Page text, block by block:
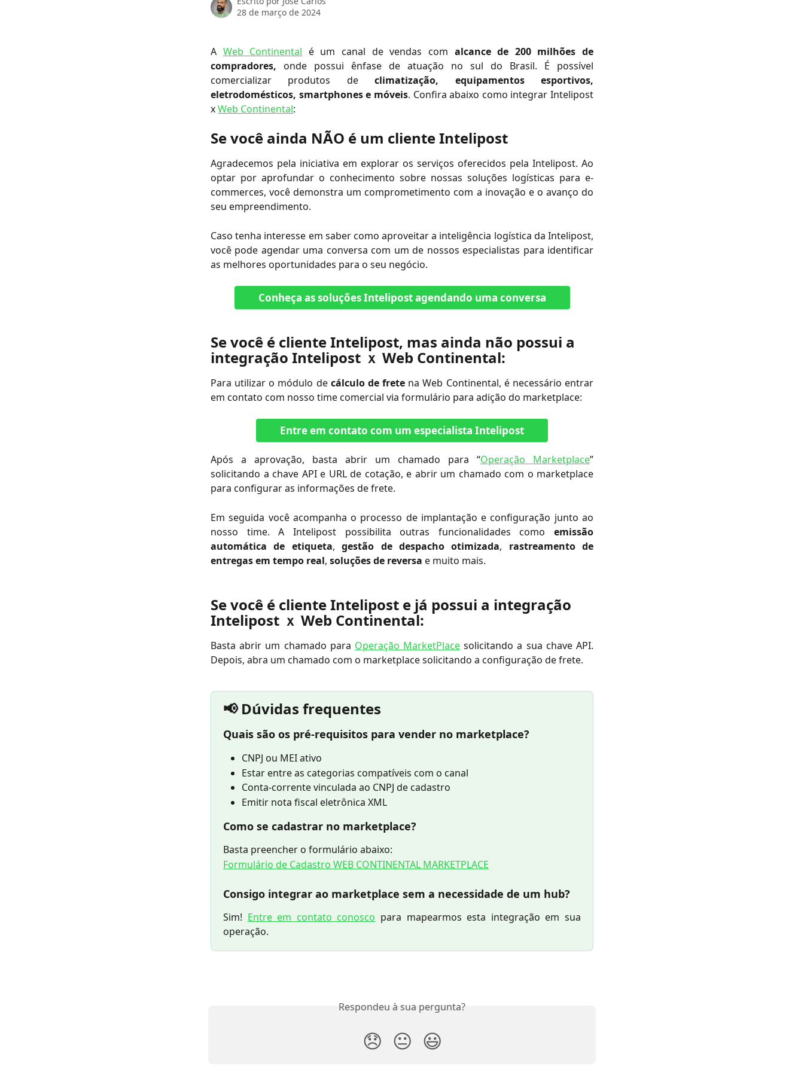
28 de março de 2024
A Web Continental é um canal de vendas com alcance de 200 milhões de
compradores, onde possui ênfase de atuação no sul do Brasil. É possível
comercializar produtos declimatização, equipamentos esportivos,
eletrodomésticos, smartphones e móveis. Confira abaixo como integrar Intelipost
xWeb Continental:
Se você ainda NÃO é um cliente Intelipost
Agradecemos pela iniciativa em explorar os serviços oferecidos pela Intelipost. Ao
optar por aprofundar o conhecimento sobre nossas soluções logísticas para e-
commerces, você demonstra um comprometimento com a inovação e o avanço do
seu empreendimento.
Caso tenha interesse em saber como aproveitar a inteligência logística da Intelipost,
você pode agendar uma conversa com um de nossos especialistas para identificar
as melhores oportunidades para o seu negócio.
Conheça as soluções Intelipost agendando uma conversa
Se você é cliente Intelipost, mas ainda não possui a
integração Intelipost ｘ Web Continental:
Para utilizar o módulo decálculo de frete na Web Continental, é necessário entrar
em contato com nosso time comercial via formulário para adição do marketplace:
Entre em contato com um especialista Intelipost
Após a aprovação, basta abrir um chamado para “Operação Marketplace”
solicitando a chave API e URL de cotação, e abrir um chamado com o marketplace
para configurar as informações de frete.
Em seguida você acompanha o processo de implantação e configuração junto ao
nosso time. A Intelipost possibilita outras funcionalidades como emissão
automática de etiqueta,gestão de despacho otimizada, rastreamento de
entregas em tempo real, soluções de reversa e muito mais.
Se você é cliente Intelipost e já possui a integração
Intelipost ｘ Web Continental:
Basta abrir um chamado para Operação MarketPlace solicitando a sua chave API.
Depois, abra um chamado com o marketplace solicitando a configuração de frete.
📢 Dúvidas frequentes
Quais são os pré-requisitos para vender no marketplace?
CNPJ ou MEI ativo
Estar entre as categorias compatíveis com o canal
Conta-corrente vinculada ao CNPJ de cadastro
Emitir nota fiscal eletrônica XML
Como se cadastrar no marketplace?
Basta preencher o formulário abaixo:
Formulário de Cadastro WEB CONTINENTAL MARKETPLACE
Consigo integrar ao marketplace sem a necessidade de um hub?
Sim! Entre em contato conosco para mapearmos esta integração em sua
operação.
Respondeu à sua pergunta?
😞 😐 😃